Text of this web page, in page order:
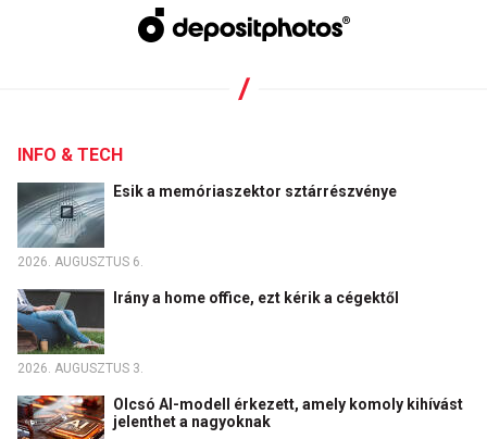
INFO & TECH
Esik a memóriaszektor sztárrészvénye
2026. AUGUSZTUS 6.
Irány a home office, ezt kérik a cégektől
2026. AUGUSZTUS 3.
Olcsó AI-modell érkezett, amely komoly kihívást
jelenthet a nagyoknak